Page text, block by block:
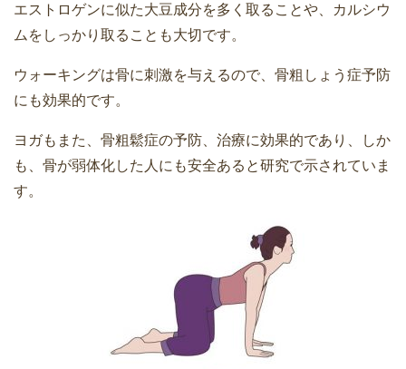
エストロゲンに似た大豆成分を多く取ることや、カルシウ
ムをしっかり取ることも大切です。
ウォーキングは骨に刺激を与えるので、骨粗しょう症予防
にも効果的です。
ヨガもまた、骨粗鬆症の予防、治療に効果的であり、しか
も、骨が弱体化した人にも安全あると研究で示されていま
す。